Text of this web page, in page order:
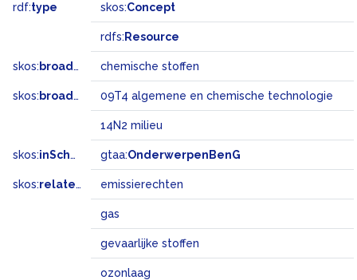
rdf:type skos:Concept
rdfs: Resource
skos: broader chemische stoffen
skos: broadMatch 09T4 algemene en chemische technologie
14N2 milieu
skos:inScheme gtaa:OnderwerpenBenG
skos:related emissierechten
gas
gevaarlijke stoffen
ozonlaag